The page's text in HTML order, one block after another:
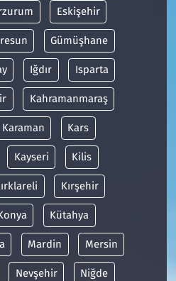
Eskişehir
Gümüşhane
Iğdır Isparta
Kahramanmaraş
Karaman Kars
Kayseri Kilis
Kırşehir
Kütahya
Mardin Mersin
Nevşehir Niğde